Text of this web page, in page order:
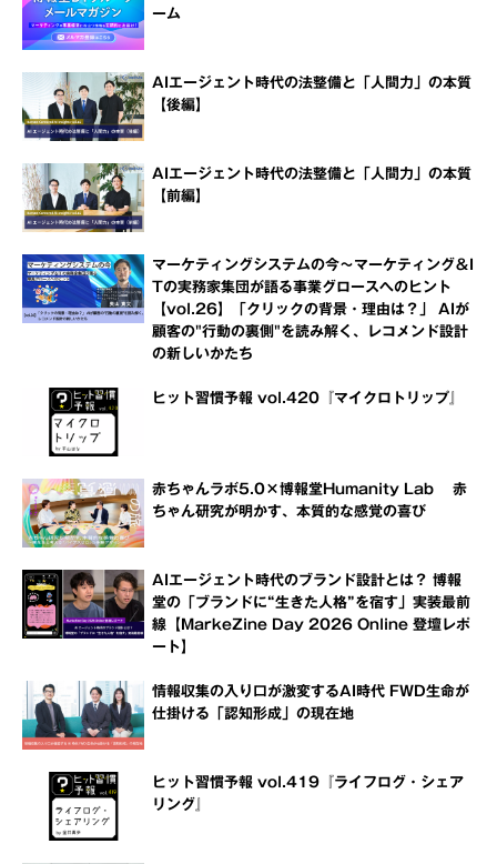
ーム
AIエージェント時代の法整備と「人間力」の本質
【後編】
AIエージェント時代の法整備と「人間力」の本質
【前編】
マーケティングシステムの今～マーケティング＆I
Tの実務家集団が語る事業グロースへのヒント
【vol.26】「クリックの背景・理由は？」 AIが
顧客の"行動の裏側"を読み解く、レコメンド設計
の新しいかたち
ヒット習慣予報 vol.420『マイクロトリップ』
赤ちゃんラボ5.0×博報堂Humanity Lab 赤
ちゃん研究が明かす、本質的な感覚の喜び
AIエージェント時代のブランド設計とは？ 博報
堂の「ブランドに“生きた人格”を宿す」実装最前
線【MarkeZine Day 2026 Online 登壇レポ
ート】
情報収集の入り口が激変するAI時代 FWD生命が
仕掛ける「認知形成」の現在地
ヒット習慣予報 vol.419『ライフログ・シェア
リング』